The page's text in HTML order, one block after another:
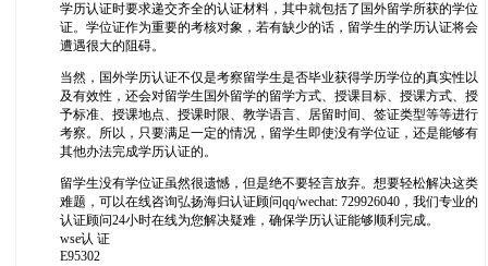
学历认证时要求递交齐全的认证材料，其中就包括了国外留学所获的学位
证。学位证作为重要的考核对象，若有缺少的话，留学生的学历认证将会
遭遇很大的阻碍。
当然，国外学历认证不仅是考察留学生是否毕业获得学历学位的真实性以
及有效性，还会对留学生国外留学的留学方式、授课目标、授课方式、授
予标准、授课地点、授课时限、教学语言、居留时间、签证类型等等进行
考察。所以，只要满足一定的情况，留学生即使没有学位证，还是能够有
其他办法完成学历认证的。
留学生没有学位证虽然很遗憾，但是绝不要轻言放弃。想要轻松解决这类
难题，可以在线咨询弘扬海归认证顾问qq/wechat: 729926040，我们专业的
认证顾问24小时在线为您解决疑难，确保学历认证能够顺利完成。
wse认 证
E95302